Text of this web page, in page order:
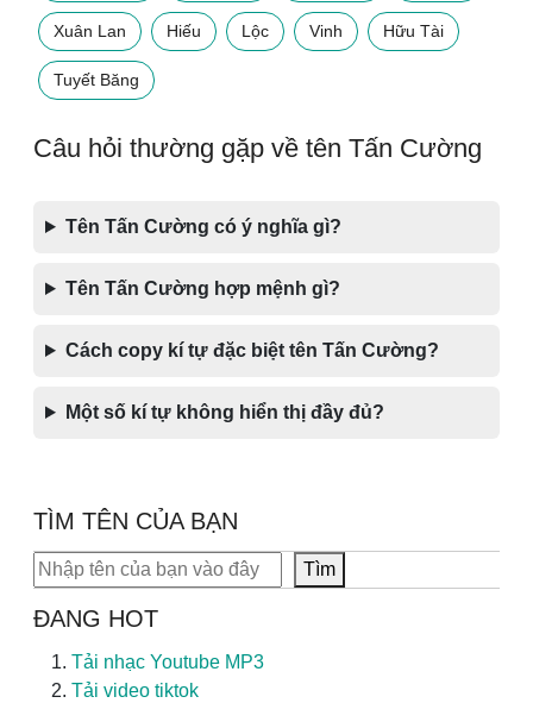
Xuân Lan Hiếu Lộc Vinh Hữu Tài
Tuyết Băng
Câu hỏi thường gặp về tên Tấn Cường
Tên Tấn Cường có ý nghĩa gì?
Tên Tấn Cường hợp mệnh gì?
Cách copy kí tự đặc biệt tên Tấn Cường?
Một số kí tự không hiển thị đầy đủ?
TÌM TÊN CỦA BẠN
Tìm kiếm Tìm
ĐANG HOT
Tải nhạc Youtube MP3
Tải video tiktok